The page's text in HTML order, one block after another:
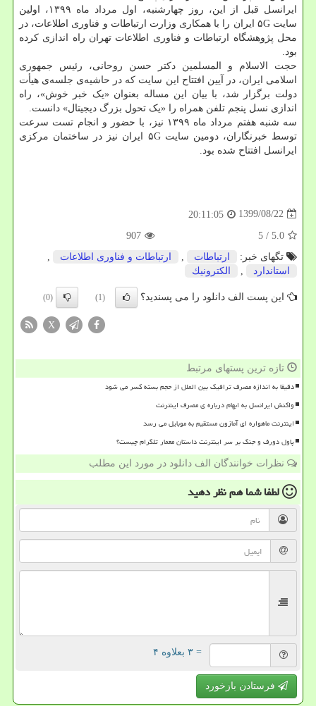
ایرانسل قبل از این، روز چهارشنبه، اول مرداد ماه ۱۳۹۹، اولین
سایت ۵G ایران را با همکاری وزارت ارتباطات و فناوری اطلاعات، در
محل پژوهشگاه ارتباطات و فناوری اطلاعات تهران راه اندازی کرده
بود.
حجت الاسلام و المسلمین دکتر حسن روحانی، رئیس جمهوری
اسلامی ایران، در آیین افتتاح این سایت که در حاشیه‌ی جلسه‌ی هیأت
دولت برگزار شد، با بیان این مساله بعنوان «یک خبر خوش»، راه
اندازی نسل پنجم تلفن همراه را «یک تحول بزرگ دیجیتال» دانست.
سه شنبه هفتم مرداد ماه ۱۳۹۹ نیز، با حضور و انجام تست سرعت
توسط خبرنگاران، دومین سایت ۵G ایران نیز در ساختمان مرکزی
ایرانسل افتتاح شده بود.
1399/08/22
20:11:05
5.0
/ 5
907
تگهای خبر:
ارتباطات , ارتباطات و فناوری اطلاعات
,
استاندارد
, الكترونیك
این پست الف دانلود را می پسندید؟ (1)
(0)
X
تازه ترین پستهای مرتبط
دقیقا به اندازه مصرف ترافیک بین الملل از حجم بسته کسر می شود
واکنش ایرانسل به ابهام درباره ی مصرف اینترنت
اینترنت ماهواره ای آمازون مستقیم به موبایل می رسد
پاول دورف و جنگ بر سر اینترنت داستان معمار تلگرام چیست؟
نظرات خوانندگان الف دانلود در مورد این مطلب
لطفا شما همنظر دهید
= ۳ بعلاوه ۴
فرستادن بازخورد